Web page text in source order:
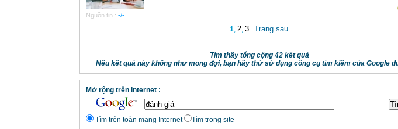
Nguồn tin : -/-
1, 2, 3 Trang sau
Tìm thấy tổng cộng 42 kết quả
Nếu kết quả này không như mong đợi, bạn hãy thử sử dụng công cụ tìm kiếm của Google
Mở rộng trên Internet :
Tìm trên toàn mạng Internet Tìm trong site